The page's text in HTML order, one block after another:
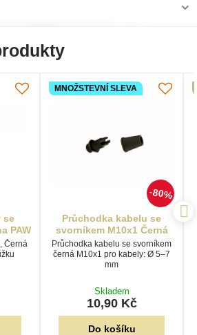
se
PAW
Černá
80%
MNOŽSTEVNÍ SLEVA
Průchodka kabelu se
svorníkem M10x1 Černá
Průchodka kabelu se svorníkem
černá M10x1 pro kabely: Ø 5–7
mm
Skladem
10,90 Kč
Do košíku